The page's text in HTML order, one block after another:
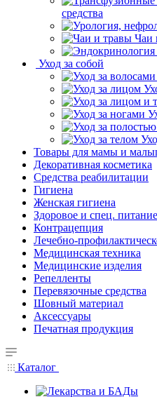
средства
Чаи
Уход за собой
Товары для мамы и
Декоративная косметика
Средства реабилитации
Гигиена
Женская гигиена
Здоровое и спец. питание
Контрацепция
Лечебно-
Медицинская техника
Медицинские изделия
Репелленты
Перевязочные средства
Шовный материал
Аксессуары
Печатная продукция
Каталог